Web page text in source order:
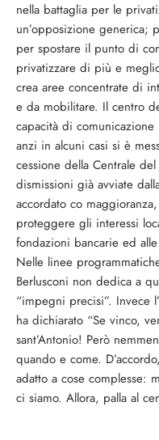
nella battaglia per le
un’opposizione generica;
per spostare il punto di
privatizzare di più e
crea aree concentrate di
e da mobilitare. Il centro
capacità di
anzi in alcuni casi si è
cessione della Centrale
dismissioni già avviate
accordato co
proteggere gli interessi
fondazioni bancarie ed
Nelle linee
Berlusconi non dedica a
“impegni precisi”. Invece
ha dichiarato “Se vinco,
sant’Antonio! Però
quando e come.
adatto a cose complesse:
ci siamo. Allora, palla al